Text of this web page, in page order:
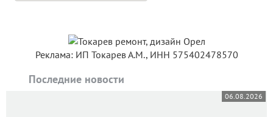
Реклама: ИП Токарев А.М., ИНН 575402478570
Последние новости
06.08.2026